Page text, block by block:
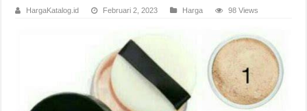
HargaKatalog.id Februari 2, 2023 Harga 98 Views